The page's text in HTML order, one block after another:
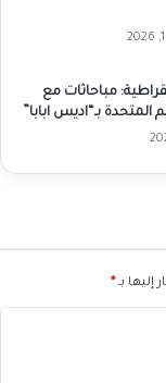
مباحاثات مع
بـ“اديس ابابا”
إليها بـ*